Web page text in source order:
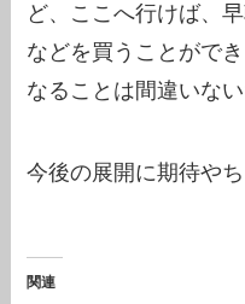
ど、ここへ行けば、
などを買うことがで
なることは間違いない
今後の展開に期待やち
関連